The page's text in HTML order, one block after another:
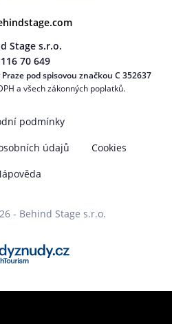
Stage s.r.o.
70 649
pod spisovou značkou C 352637
a všech zákonných poplatků.
podmínky
údajů
Cookies
- Behind Stage s.r.o.